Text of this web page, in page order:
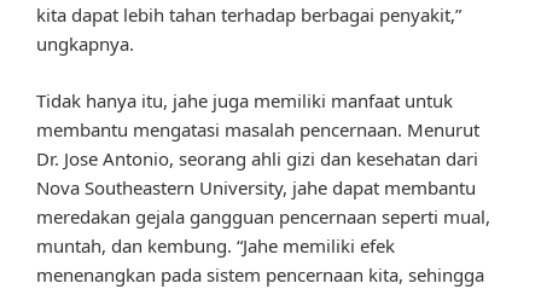
kita dapat lebih tahan terhadap berbagai penyakit,”
ungkapnya.
Tidak hanya itu, jahe juga memiliki manfaat untuk
membantu mengatasi masalah pencernaan. Menurut
Dr. Jose Antonio, seorang ahli gizi dan kesehatan dari
Nova Southeastern University, jahe dapat membantu
meredakan gejala gangguan pencernaan seperti mual,
muntah, dan kembung. “Jahe memiliki efek
menenangkan pada sistem pencernaan kita, sehingga